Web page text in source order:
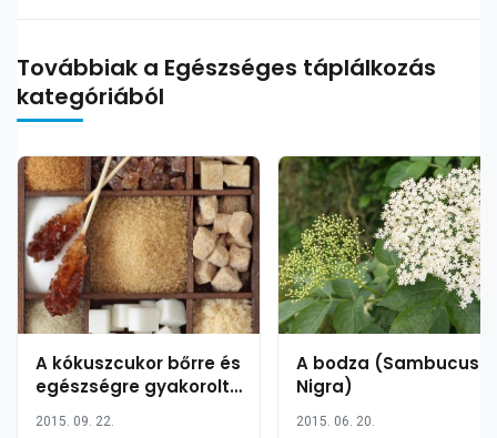
Továbbiak a Egészséges táplálkozás
kategóriából
A kókuszcukor bőrre és
egészségre gyakorolt
pontban
2015. 09. 22.
A bodza (Sambucus
Nigra)
2015. 06. 20.